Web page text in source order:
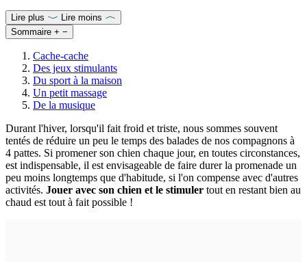
Lire plus
Lire moins
Sommaire + −
Cache-cache
Des jeux stimulants
Du sport à la maison
Un petit massage
De la musique
Durant l'hiver, lorsqu'il fait froid et triste, nous sommes souvent
tentés de réduire un peu le temps des balades de nos compagnons à
4 pattes. Si promener son chien chaque jour, en toutes circonstances,
est indispensable, il est envisageable de faire durer la promenade un
peu moins longtemps que d'habitude, si l'on compense avec d'autres
activités. Jouer avec son chien et le stimuler tout en restant bien au
chaud est tout à fait possible !